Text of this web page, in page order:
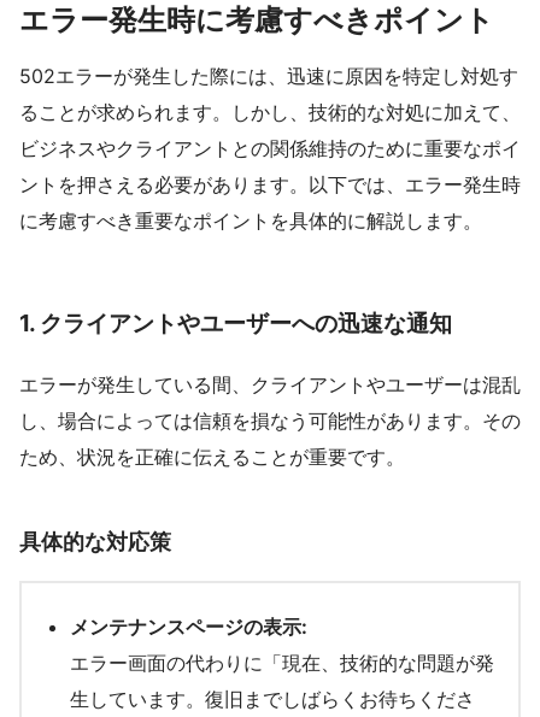
エラー発生時に考慮すべきポイント
502エラーが発生した際には、迅速に原因を特定し対処す
ることが求められます。しかし、技術的な対処に加えて、
ビジネスやクライアントとの関係維持のために重要なポイ
ントを押さえる必要があります。以下では、エラー発生時
に考慮すべき重要なポイントを具体的に解説します。
1. クライアントやユーザーへの迅速な通知
エラーが発生している間、クライアントやユーザーは混乱
し、場合によっては信頼を損なう可能性があります。その
ため、状況を正確に伝えることが重要です。
具体的な対応策
メンテナンスページの表示:
エラー画面の代わりに「現在、技術的な問題が発
生しています。復旧までしばらくお待ちくださ